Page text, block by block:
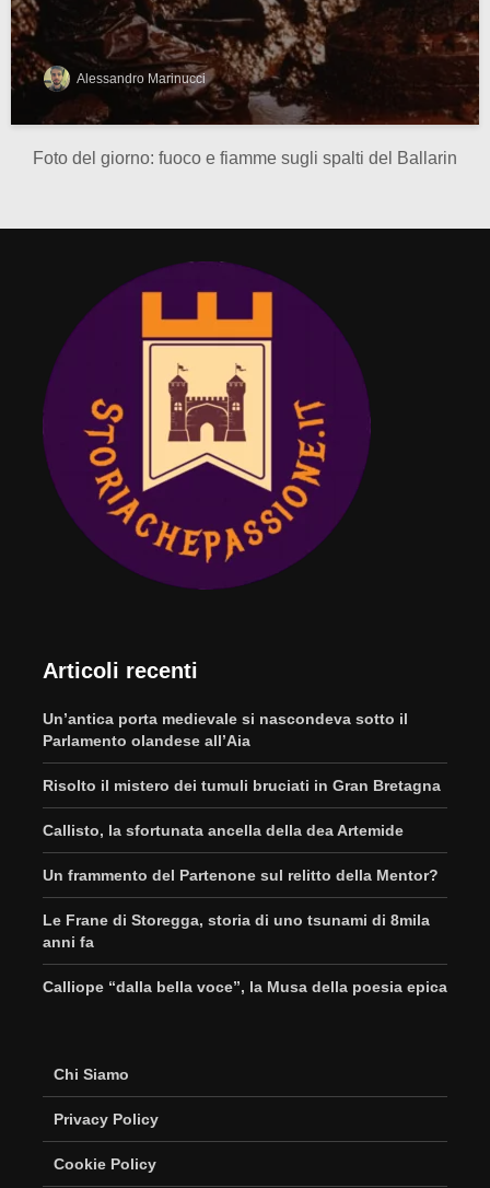
Alessandro Marinucci
Foto del giorno: fuoco e fiamme sugli spalti del Ballarin
Articoli recenti
Un’antica porta medievale si nascondeva sotto il
Parlamento olandese all’Aia
Risolto il mistero dei tumuli bruciati in Gran Bretagna
Callisto, la sfortunata ancella della dea Artemide
Un frammento del Partenone sul relitto della Mentor?
Le Frane di Storegga, storia di uno tsunami di 8mila
anni fa
Calliope “dalla bella voce”, la Musa della poesia epica
Chi Siamo
Privacy Policy
Cookie Policy